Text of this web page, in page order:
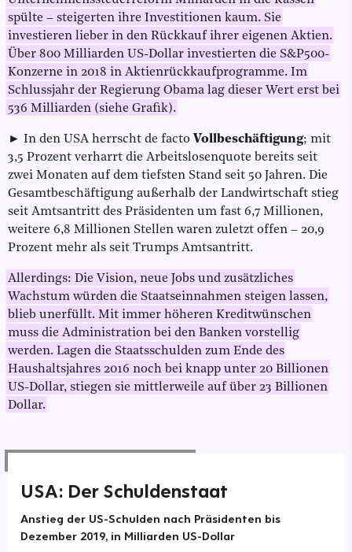
spülte – steigerten ihre Investitionen kaum. Sie
investieren lieber in den Rückkauf ihrer eigenen Aktien.
Über 800 Milliarden US-Dollar investierten die S&P500-
Konzerne in 2018 in Aktienrückkaufprogramme. Im
Schlussjahr der Regierung Obama lag dieser Wert erst bei
536 Milliarden (siehe Grafik).
► In den USA herrscht de facto Vollbeschäftigung; mit
3,5 Prozent verharrt die Arbeitslosenquote bereits seit
zwei Monaten auf dem tiefsten Stand seit 50 Jahren. Die
Gesamtbeschäftigung außerhalb der Landwirtschaft stieg
seit Amtsantritt des Präsidenten um fast 6,7 Millionen,
weitere 6,8 Millionen Stellen waren zuletzt offen – 20,9
Prozent mehr als seit Trumps Amtsantritt.
Allerdings: Die Vision, neue Jobs und zusätzliches
Wachstum würden die Staatseinnahmen steigen lassen,
blieb unerfüllt. Mit immer höheren Kreditwünschen
muss die Administration bei den Banken vorstellig
werden. Lagen die Staatsschulden zum Ende des
Haushaltsjahres 2016 noch bei knapp unter 20 Billionen
US-Dollar, stiegen sie mittlerweile auf über 23 Billionen
Dollar.
USA: Der Schuldenstaat
Anstieg der US-Schulden nach Präsidenten bis
Dezember 2019, in Milliarden US-Dollar